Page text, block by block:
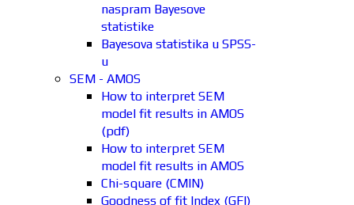
naspram Bayesove
statistike
Bayesova statistika u SPSS-
u
SEM - AMOS
How to interpret SEM
model fit results in AMOS
(pdf)
How to interpret SEM
model fit results in AMOS
Chi-square (CMIN)
Goodness of fit Index (GFI)